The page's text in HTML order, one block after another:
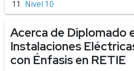
Nivel 10
Acerca de Diplomado
Instalaciones
con Énfasis en RETIE